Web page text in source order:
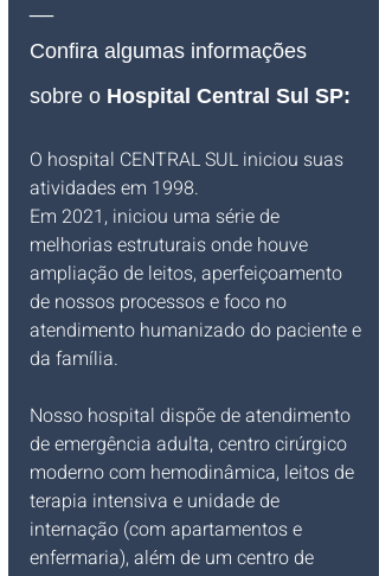
Confira algumas informações
sobre o Hospital Central Sul SP:
O hospital CENTRAL SUL iniciou suas
atividades em 1998.
Em 2021, iniciou uma série de
melhorias estruturais onde houve
ampliação de leitos, aperfeiçoamento
de nossos processos e foco no
atendimento humanizado do paciente e
da família.
Nosso hospital dispõe de atendimento
de emergência adulta, centro cirúrgico
moderno com hemodinâmica, leitos de
terapia intensiva e unidade de
internação (com apartamentos e
enfermaria), além de um centro de